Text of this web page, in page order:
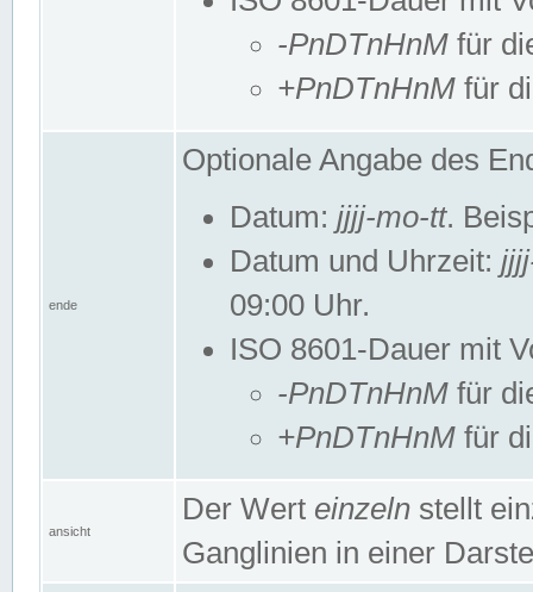
-PnDTnHnM für
+PnDTnHnM für
ende
Optionale Angabe des
Datum: jjjj-mo-tt.
Datum und Uhrzeit:
09:00 Uhr.
ISO 8601-Dauer mit
-PnDTnHnM für
+PnDTnHnM für
ansicht
Der Wert einzeln stellt
Ganglinien in einer